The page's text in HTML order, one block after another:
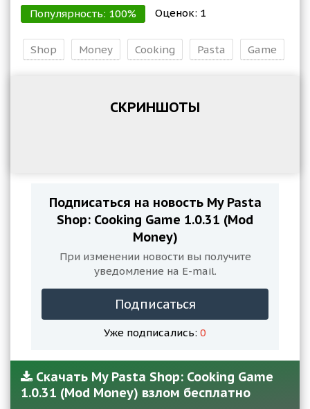
Популярность: 100% Оценок: 1
Shop Money Cooking Pasta Game
СКРИНШОТЫ
Подписаться на новость My Pasta
Shop: Cooking Game 1.0.31 (Mod
Money)
При изменении новости вы получите
уведомление на E-mail.
Подписаться
Уже подписались: 0
Скачать My Pasta Shop: Cooking Game
1.0.31 (Mod Money) взлом бесплатно